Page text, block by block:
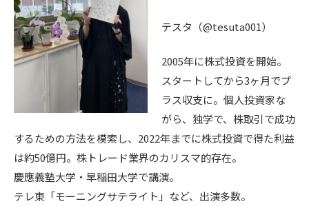
テスタ（@tesuta001）
2005年に株式投資を開始。
スタートしてから3ヶ月でプ
ラス収支に。個人投資家な
がら、独学で、株取引で成功
するための方法を模索し、2022年までに株式投資で得た利益
は約50億円。株トレード業界のカリスマ的存在。
慶應義塾大学・早稲田大学で講演。
テレ東「モーニングサテライト」など、出演多数。